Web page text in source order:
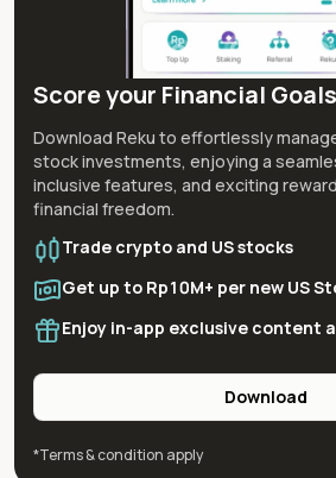
Score your Financial
Download Reku to effortlessly
stock investments, enjoying a
inclusive features, and exciting
financial freedom.
Trade crypto and US stocks
Get up to Rp10M+ per new US
Enjoy in-app exclusive content
Download
*Terms & condition apply